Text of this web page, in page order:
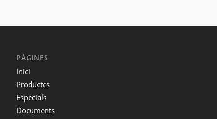
PÀGINES
Inici
Productes
Especials
Documents